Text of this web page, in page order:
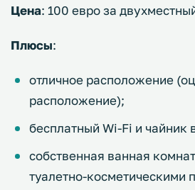
Цена: 100 евро за
Плюсы:
отличное расположение
расположение);
бесплатный Wi-Fi и чайник
собственная ванная
туалетно-косметическими